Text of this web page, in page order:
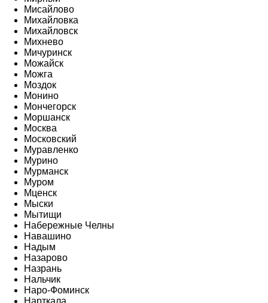
Мисайлово
Михайловка
Михайловск
Михнево
Мичуринск
Можайск
Можга
Моздок
Монино
Мончегорск
Моршанск
Москва
Московский
Муравленко
Мурино
Мурманск
Муром
Мценск
Мыски
Мытищи
Набережные Челны
Навашино
Надым
Назарово
Назрань
Нальчик
Наро-Фоминск
Нарткала